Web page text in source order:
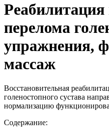
Реабилитация
перелома
упражнения,
массаж
Восстановительная
голеностопного сустава
нормализацию
Содержание: